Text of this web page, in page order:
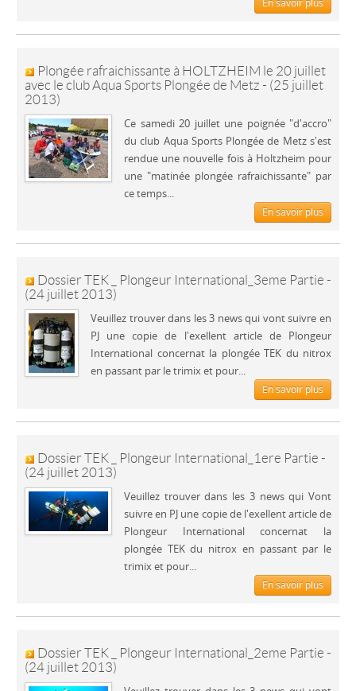
En savoir plus
Plongée rafraichissante à HOLTZHEIM le 20 juillet
avec le club Aqua Sports Plongée de Metz - (25 juillet
2013)
Ce samedi 20 juillet une poignée "d'accro"
du club Aqua Sports Plongée de Metz s'est
rendue une nouvelle fois à Holtzheim pour
une "matinée plongée rafraichissante" par
ce temps...
En savoir plus
Dossier TEK _ Plongeur International_3eme Partie -
(24 juillet 2013)
Veuillez trouver dans les 3 news qui vont suivre en
PJ une copie de l'exellent article de Plongeur
International concernat la plongée TEK du nitrox
en passant par le trimix et pour...
En savoir plus
Dossier TEK _ Plongeur International_1ere Partie -
(24 juillet 2013)
Veuillez trouver dans les 3 news qui Vont
suivre en PJ une copie de l'exellent article de
Plongeur International concernat la
plongée TEK du nitrox en passant par le
trimix et pour...
En savoir plus
Dossier TEK _ Plongeur International_2eme Partie -
(24 juillet 2013)